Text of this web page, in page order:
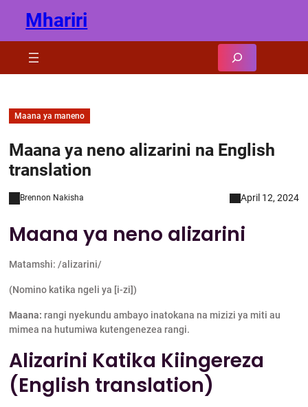
content
Mhariri
Maana ya maneno
Maana ya neno alizarini na English
translation
Brennon Nakisha April 12, 2024
Maana ya neno alizarini
Matamshi: /alizarini/
(Nomino katika ngeli ya [i-zi])
Maana: rangi nyekundu ambayo inatokana na mizizi ya miti au
mimea na hutumiwa kutengenezea rangi.
Alizarini Katika Kiingereza
(English translation)